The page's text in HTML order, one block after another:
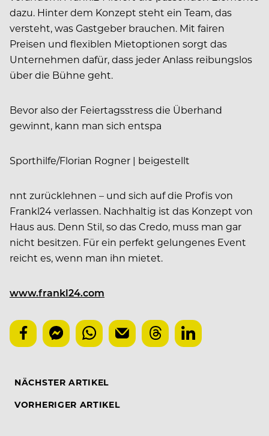
dazu. Hinter dem Konzept steht ein Team, das
versteht, was Gastgeber brauchen. Mit fairen
Preisen und flexiblen Mietoptionen sorgt das
Unternehmen dafür, dass jeder Anlass reibungslos
über die Bühne geht.
Bevor also der Feiertagsstress die Überhand
gewinnt, kann man sich entspa
Sporthilfe/Florian Rogner | beigestellt
nnt zurücklehnen – und sich auf die Profis von
Frankl24 verlassen. Nachhaltig ist das Konzept von
Haus aus. Denn Stil, so das Credo, muss man gar
nicht besitzen. Für ein perfekt gelungenes Event
reicht es, wenn man ihn mietet.
www.frankl24.com
NÄCHSTER ARTIKEL
VORHERIGER ARTIKEL